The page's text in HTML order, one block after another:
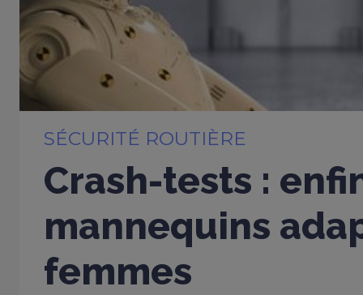
SÉCURITÉ ROUTIÈRE
Crash-tests :
mannequins
femmes